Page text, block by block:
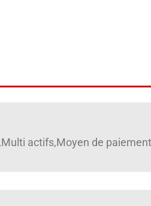
actifs,Moyen de